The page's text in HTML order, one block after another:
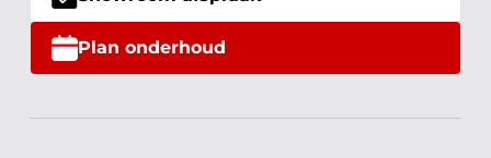
Plan onderhoud